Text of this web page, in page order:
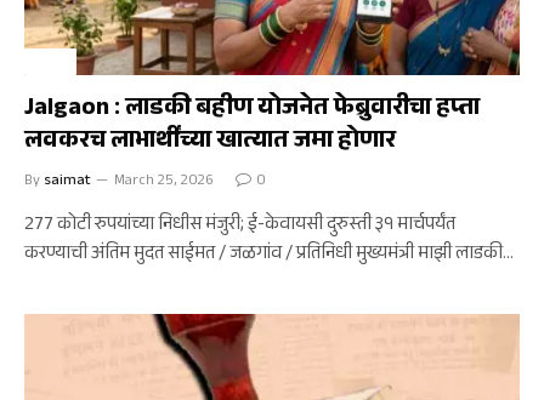
Jalgaon : लाडकी बहीण योजनेत फेब्रुवारीचा हप्ता
लवकरच लाभार्थींच्या खात्यात जमा होणार
By saimat March 25, 2026 0
277 कोटी रुपयांच्या निधीस मंजुरी; ई-केवायसी दुरुस्ती ३१ मार्चपर्यंत
करण्याची अंतिम मुदत साईमत / जळगांव / प्रतिनिधी मुख्यमंत्री माझी लाडकी…